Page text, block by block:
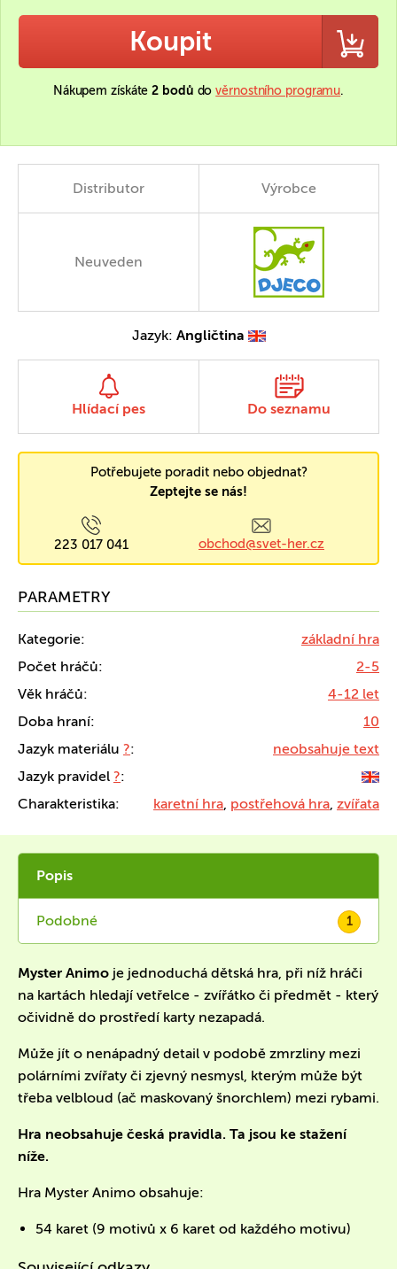
Koupit
Nákupem získáte2 bodů dověrnostního programu.
Distributor Výrobce
Neuveden
Jazyk: Angličtina
Hlídací pes Do seznamu
Potřebujete poradit nebo objednat?
Zeptejte se nás!
223 017 041 obchod@svet-her.cz
PARAMETRY
Kategorie:
základní hra
Počet hráčů:
2-5
Věk hráčů:
4-12 let
Doba hraní:
10
Jazyk materiálu ?:
neobsahuje text
Jazyk pravidel ?:
Charakteristika:
karetní hra, postřehová hra, zvířata
Popis
Podobné 1
Myster Animo je jednoduchá dětská hra, při níž hráči
na kartách hledají vetřelce - zvířátko či předmět - který
očividně do prostředí karty nezapadá.
Může jít o nenápadný detail v podobě zmrzliny mezi
polárními zvířaty či zjevný nesmysl, kterým může být
třeba velbloud (ač maskovaný šnorchlem) mezi rybami.
Hra neobsahuje česká pravidla. Ta jsou ke stažení
níže.
Hra Myster Animo obsahuje:
54 karet (9 motivů x 6 karet od každého motivu)